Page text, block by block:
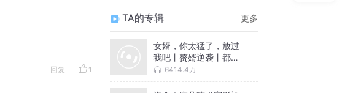
回复 1
TA的专辑 更多
女婿，你太猛了，放过
我吧丨赘婿逆袭丨都市
爽文6414.4万